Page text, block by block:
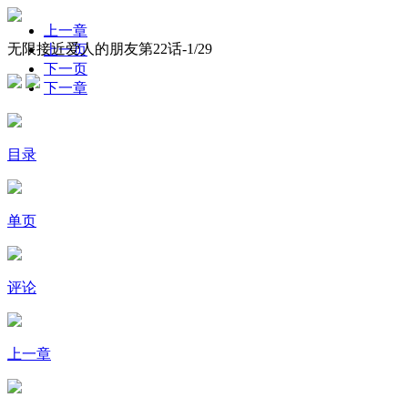
无限接近爱人的朋友第22话-1/29
上一章
上一页
下一页
下一章
目录
单页
评论
上一章